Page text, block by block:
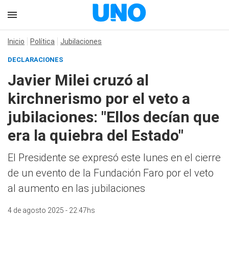
Inicio Política Jubilaciones
DECLARACIONES
Javier Milei cruzó al
kirchnerismo por el veto a
jubilaciones: "Ellos decían que
era la quiebra del Estado"
El Presidente se expresó este lunes en el cierre
de un evento de la Fundación Faro por el veto
al aumento en las jubilaciones
4 de agosto 2025 - 22:47hs